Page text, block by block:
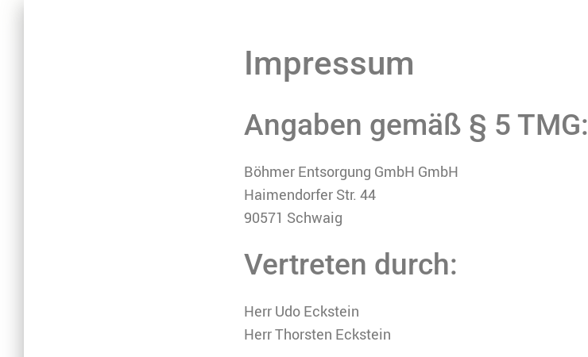
Impressum
Angaben gemäß § 5 TMG:
Böhmer Entsorgung GmbH GmbH
Haimendorfer Str. 44
90571 Schwaig
Vertreten durch:
Herr Udo Eckstein
Herr Thorsten Eckstein